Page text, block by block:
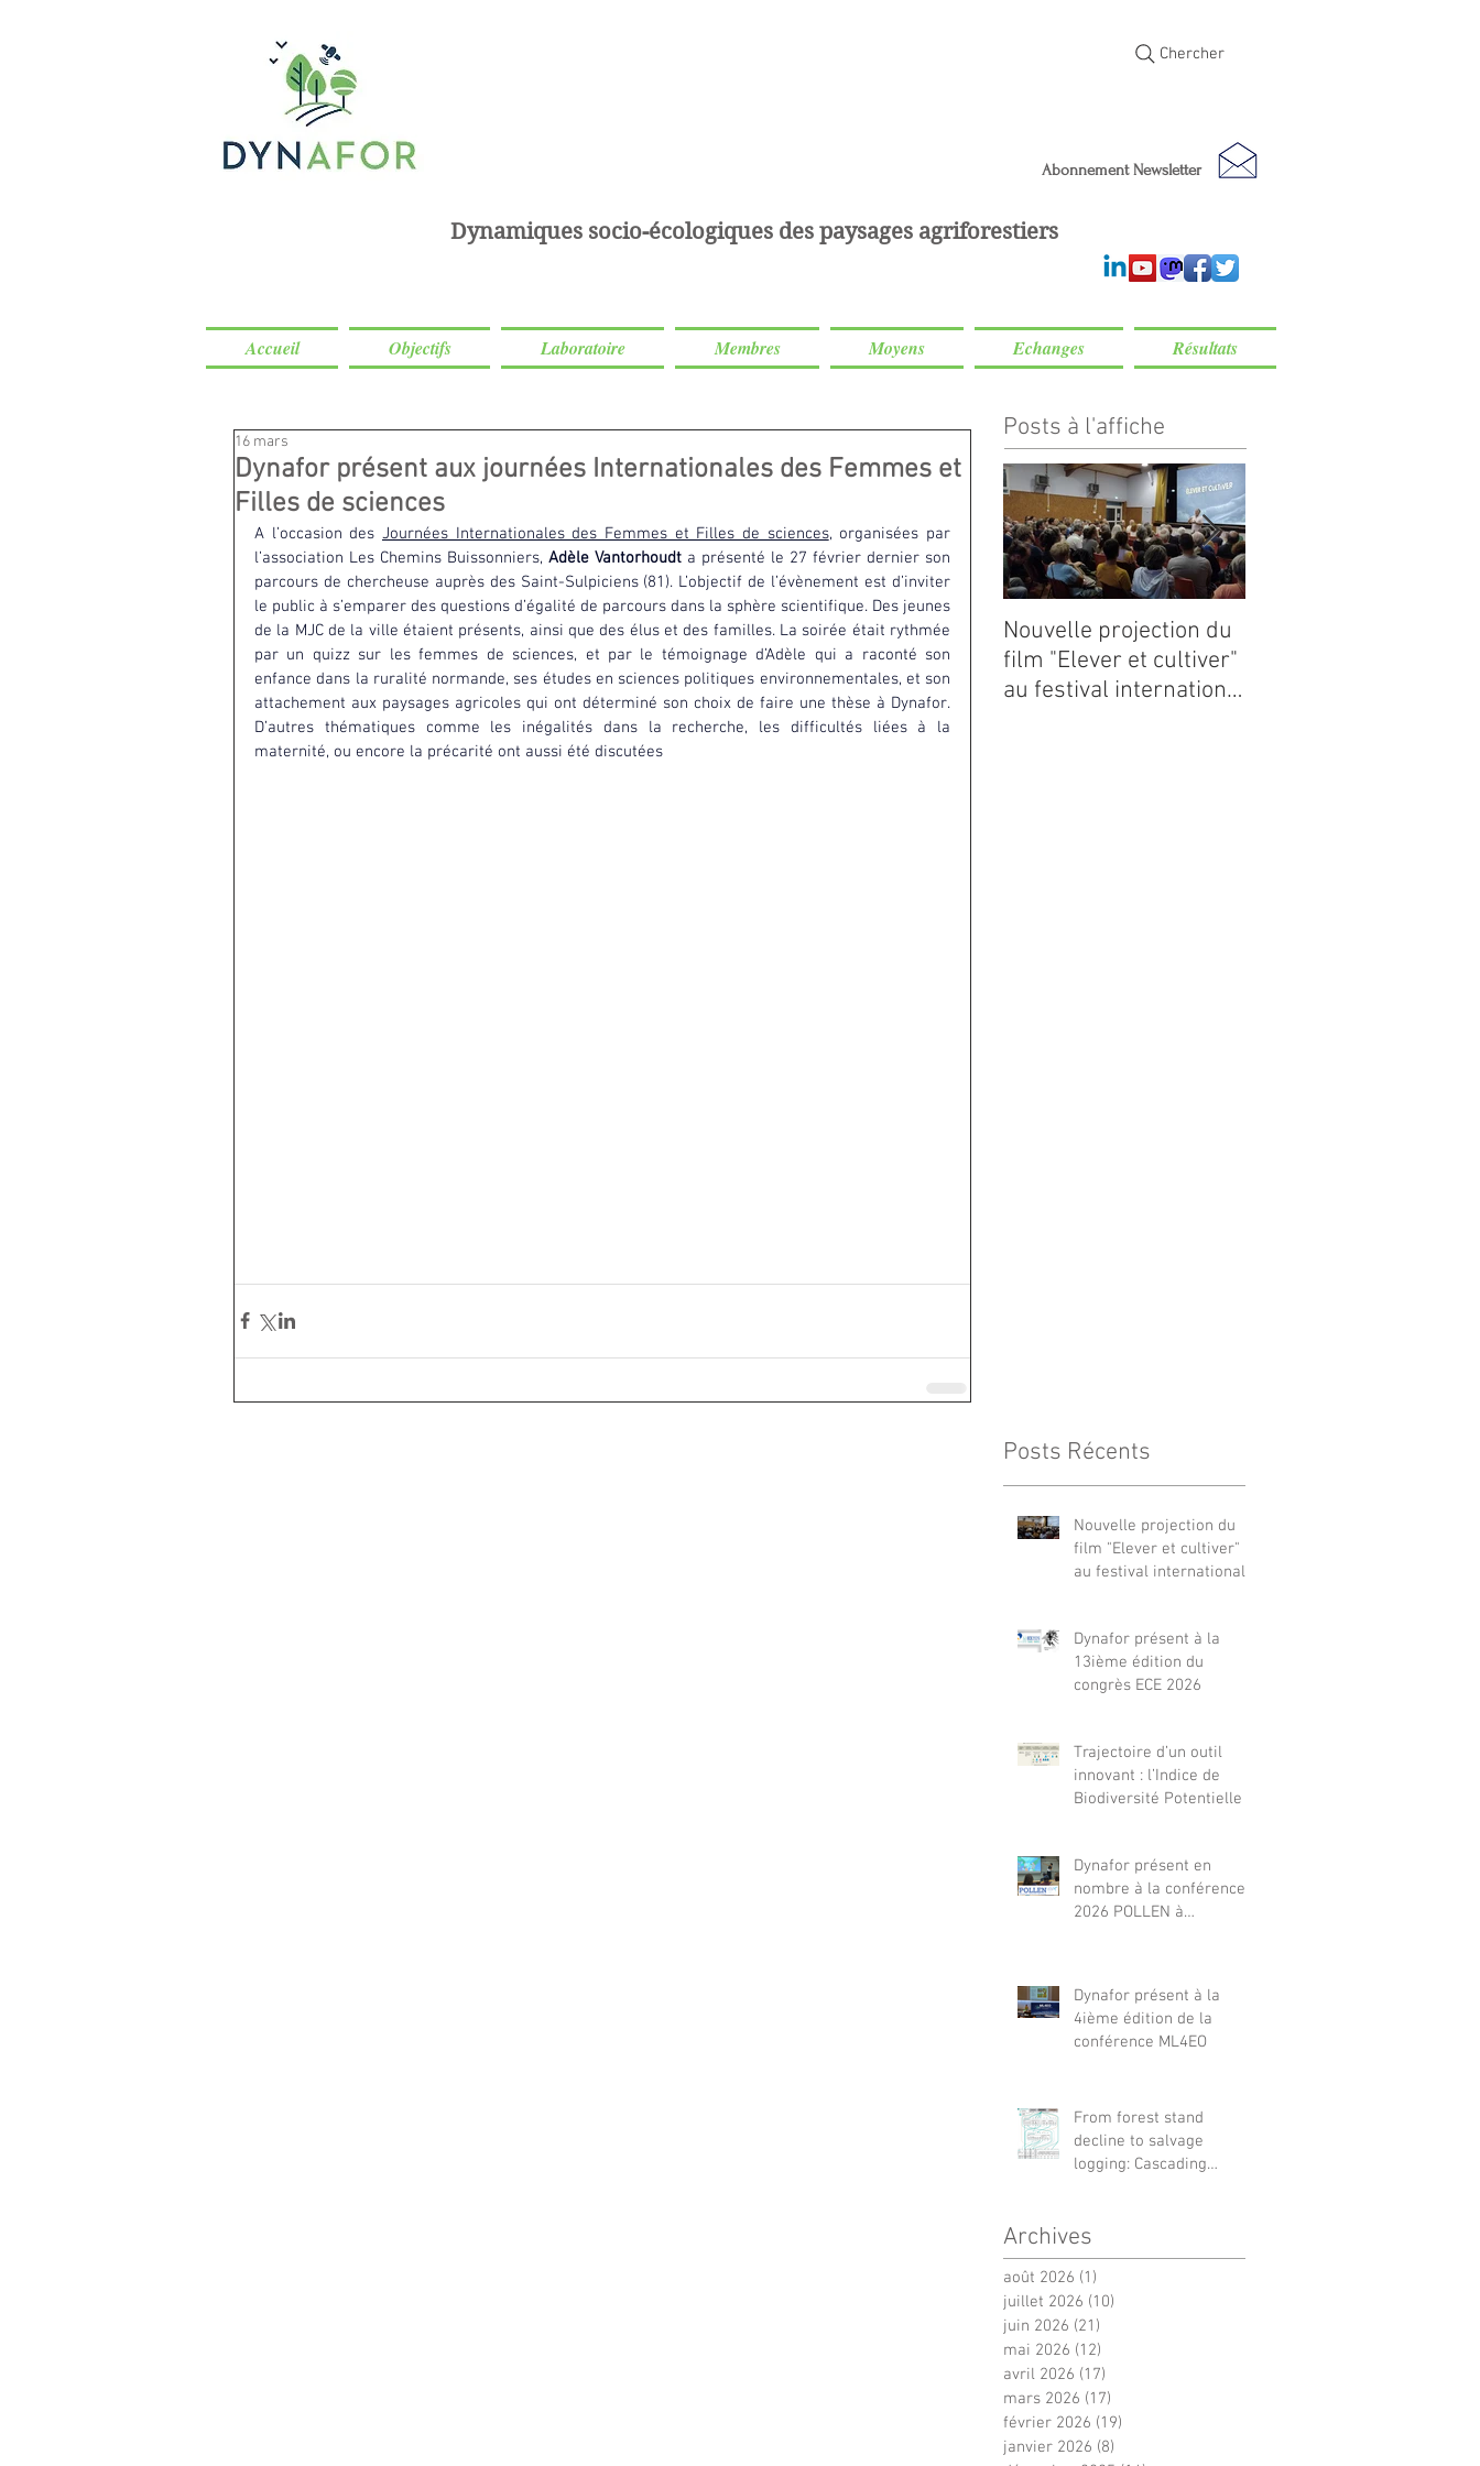
Chercher
Abonnement Newsletter
Dynamiques socio-écologiques des paysages agriforestiers
Accueil Objectifs Laboratoire Membres Moyens Echanges Résultats
Dynafor présent aux journées Internationales des Femmes et
Filles de sciences
16 mars
A l’occasion des Journées Internationales des Femmes et Filles de sciences, organisées par
l’association Les Chemins Buissonniers, Adèle Vantorhoudt a présenté le 27 février dernier son
parcours de chercheuse auprès des Saint-Sulpiciens (81). L’objectif de l’évènement est d’inviter
le public à s’emparer des questions d’égalité de parcours dans la sphère scientifique. Des jeunes
de la MJC de la ville étaient présents, ainsi que des élus et des familles. La soirée était rythmée
par un quizz sur les femmes de sciences, et par le témoignage d’Adèle qui a raconté son
enfance dans la ruralité normande, ses études en sciences politiques environnementales, et son
attachement aux paysages agricoles qui ont déterminé son choix de faire une thèse à Dynafor.
D’autres thématiques comme les inégalités dans la recherche, les difficultés liées à la
maternité, ou encore la précarité ont aussi été discutées
Posts à l'affiche
Nouvelle projection du
film "Elever et cultiver"
au festival international
Posts Récents
Nouvelle projection du
film "Elever et cultiver"
au festival international
2026
Dynafor présent à la
13ième édition du
congrès ECE 2026
Trajectoire d’un outil
innovant : l’Indice de
Biodiversité Potentielle
Dynafor présent en
nombre à la conférence
2026 POLLEN à
Dynafor présent à la
4ième édition de la
conférence ML4EO
From forest stand
decline to salvage
logging: Cascading
Archives
août 2026 (1)
juillet 2026 (10)
juin 2026 (21)
mai 2026 (12)
avril 2026 (17)
mars 2026 (17)
février 2026 (19)
janvier 2026 (8)